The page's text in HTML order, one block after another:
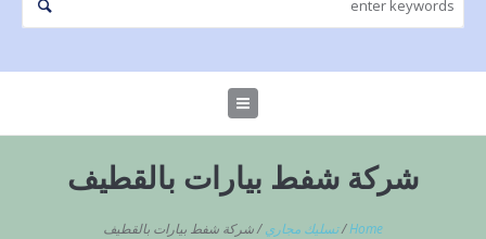
شركة شفط بيارات بالقطيف
Home
/تسليك مجاري /شركة شفط بيارات بالقطيف